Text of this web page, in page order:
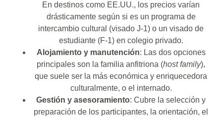
En destinos como EE.UU., los precios varían
drásticamente según si es un programa de
intercambio cultural (visado J-1) o un visado de
estudiante (F-1) en colegio privado.
Alojamiento y manutención: Las dos opciones
principales son la familia anfitriona (host family),
que suele ser la más económica y enriquecedora
culturalmente, o el internado.
Gestión y asesoramiento: Cubre la selección y
preparación de los participantes, la orientación, el